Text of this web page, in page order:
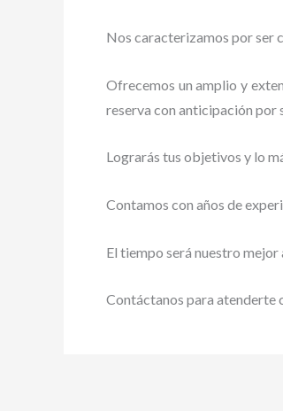
Nos caracterizamos por ser
Ofrecemos un amplio y
reserva con anticipación por
Lograrás tus objetivos y lo
Contamos con años de
El tiempo será nuestro mejor
Contáctanos para atenderte